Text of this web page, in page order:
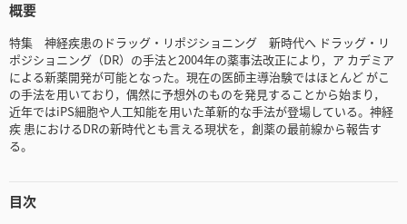
概要
特集 神経疾患のドラッグ・リポジショニング 新時代へ ドラッグ・リ
ポジショニング（DR）の手法と2004年の薬事法改正により，ア カデミア
による新薬開発が可能となった。現在の医師主導治験ではほとんど がこ
の手法を用いており，偶然に予想外のものを発見することから始まり，
近年ではiPS細胞や人工知能を用いた革新的な手法が登場している。神経
疾 患におけるDRの新時代とも言える現状を，創薬の最前線から報告す
る。
目次